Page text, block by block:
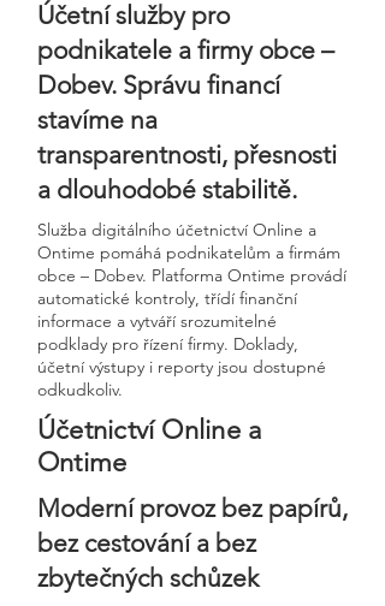
Účetní služby pro
podnikatele a firmy obce –
Dobev. Správu financí
stavíme na
transparentnosti, přesnosti
a dlouhodobé stabilitě.
Služba digitálního účetnictví Online a
Ontime pomáhá podnikatelům a firmám
obce – Dobev. Platforma Ontime provádí
automatické kontroly, třídí finanční
informace a vytváří srozumitelné
podklady pro řízení firmy. Doklady,
účetní výstupy i reporty jsou dostupné
odkudkoliv.
Účetnictví Online a
Ontime
Moderní provoz bez papírů,
bez cestování a bez
zbytečných schůzek